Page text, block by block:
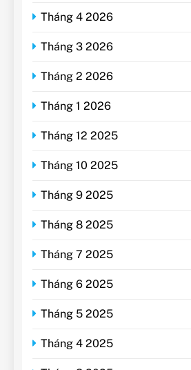
Tháng 4 2026
Tháng 3 2026
Tháng 2 2026
Tháng 1 2026
Tháng 12 2025
Tháng 10 2025
Tháng 9 2025
Tháng 8 2025
Tháng 7 2025
Tháng 6 2025
Tháng 5 2025
Tháng 4 2025